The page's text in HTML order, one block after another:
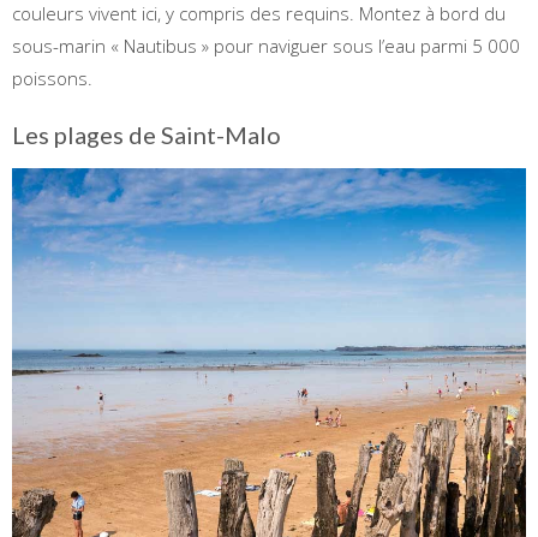
couleurs vivent ici, y compris des requins. Montez à bord du
sous-marin « Nautibus » pour naviguer sous l’eau parmi 5 000
poissons.
Les plages de Saint-Malo